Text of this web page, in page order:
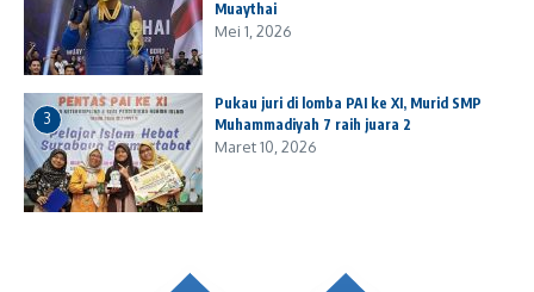
Muaythai
Mei 1, 2026
3
Pukau juri di lomba PAI ke XI, Murid SMP
Muhammadiyah 7 raih juara 2
Maret 10, 2026